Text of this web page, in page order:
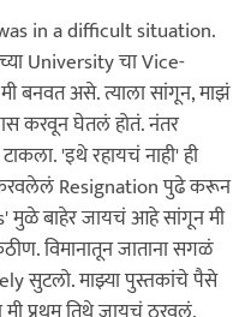
in a difficult situation.
University चा Vice-
बनवत असे. त्याला सांगून, माझं
करवून घेतलं होतं. नंतर
'इथे रहायचं नाही' ही
करवलेलं Resignation पुढे करून
मुळे बाहेर जायचं आहे सांगून मी
विमानातून जाताना सगळं
सुटलो. माझ्या पुस्तकांचे पैसे